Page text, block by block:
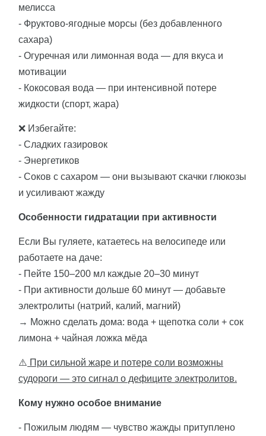
мелисса
- Фруктово-ягодные морсы (без добавленного
сахара)
- Огуречная или лимонная вода — для вкуса и
мотивации
- Кокосовая вода — при интенсивной потере
жидкости (спорт, жара)
❌ Избегайте:
- Сладких газировок
- Энергетиков
- Соков с сахаром — они вызывают скачки глюкозы
и усиливают жажду
Особенности гидратации при активности
Если Вы гуляете, катаетесь на велосипеде или
работаете на даче:
- Пейте 150–200 мл каждые 20–30 минут
- При активности дольше 60 минут — добавьте
электролиты (натрий, калий, магний)
→ Можно сделать дома: вода + щепотка соли + сок
лимона + чайная ложка мёда
⚠️ При сильной жаре и потере соли возможны
судороги — это сигнал о дефиците электролитов.
Кому нужно особое внимание
- Пожилым людям — чувство жажды притуплено